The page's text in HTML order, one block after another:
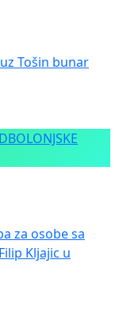
Tošin bunar
za osobe sa
Kljajic u